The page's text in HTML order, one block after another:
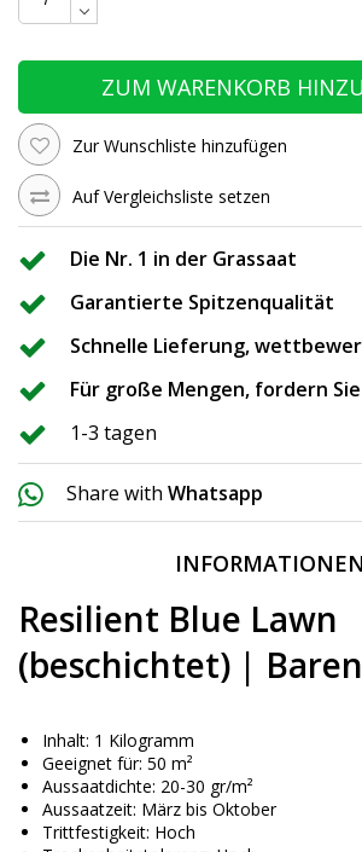
ZUM WARENKORB
Zur Wunschliste hinzufügen
Auf Vergleichsliste setzen
Die Nr. 1 in der Grassaat
Garantierte Spitzenqualität
Schnelle Lieferung,
Für große Mengen, fordern
1-3 tagen
Share with Whatsapp
INFORMATIONEN
Resilient Blue Lawn
(beschichtet) |
Inhalt: 1 Kilogramm
Geeignet für: 50 m²
Aussaatdichte: 20-30 gr/m²
Aussaatzeit: März bis Oktober
Trittfestigkeit: Hoch